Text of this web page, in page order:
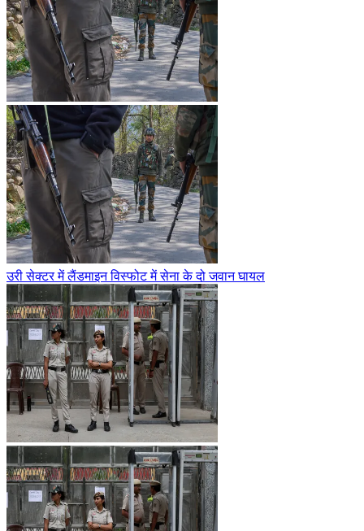
उरी सेक्टर में लैंडमाइन विस्फोट में सेना के दो जवान घायल